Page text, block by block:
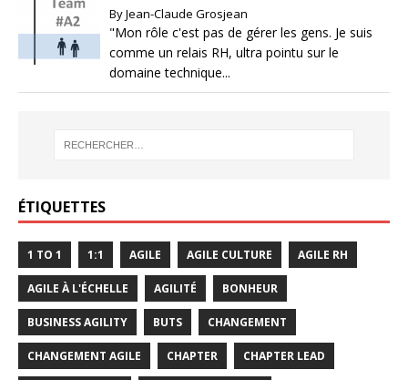
ByJean-Claude Grosjean
"Mon rôle c'est pas de gérer les gens. Je suis
comme un relais RH, ultra pointu sur le
domaine technique...
ÉTIQUETTES
1 TO 1 1:1 AGILE AGILE CULTURE AGILE RH
AGILE À L'ÉCHELLE AGILITÉ BONHEUR
BUSINESS AGILITY BUTS CHANGEMENT
CHANGEMENT AGILE CHAPTER CHAPTER LEAD